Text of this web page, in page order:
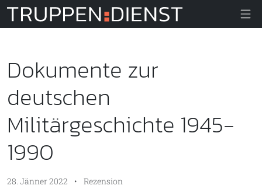
Truppendienst
Dokumente zur
deutschen
Militärgeschichte 1945-
1990
28. Jänner 2022 •
Rezension